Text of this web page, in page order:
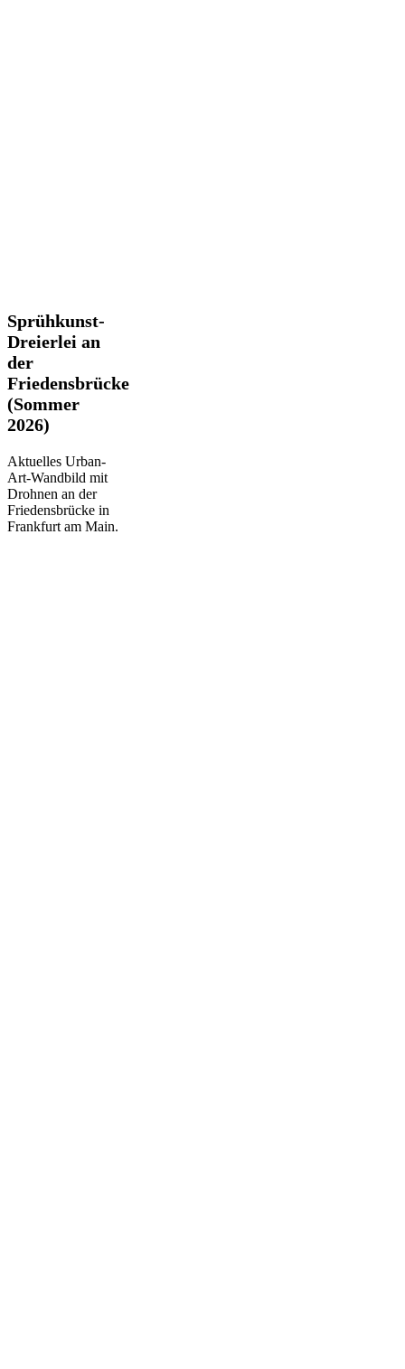
Sprühkunst-
Dreierlei
an
der
Friedensbrücke
(Sommer
2026)
Sprühkunst-
Dreierlei an
der
Friedensbrücke
(Sommer
2026)
Aktuelles Urban-
Art-Wandbild mit
Drohnen an der
Friedensbrücke in
Frankfurt am Main.